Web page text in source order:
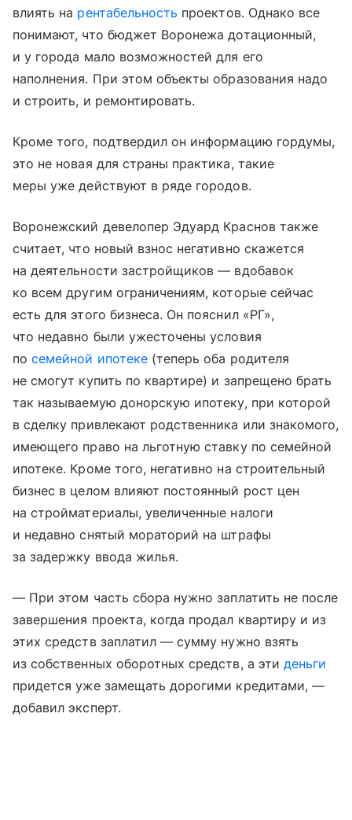
влиять на рентабельность проектов. Однако все
понимают, что бюджет Воронежа дотационный,
и у города мало возможностей для его
наполнения. При этом объекты образования надо
и строить, и ремонтировать.
Кроме того, подтвердил он информацию гордумы,
это не новая для страны практика, такие
меры уже действуют в ряде городов.
Воронежский девелопер Эдуард Краснов также
считает, что новый взнос негативно скажется
на деятельности застройщиков — вдобавок
ко всем другим ограничениям, которые сейчас
есть для этого бизнеса. Он пояснил «РГ»,
что недавно были ужесточены условия
посемейной ипотеке(теперь оба родителя
не смогут купить по квартире) и запрещено брать
так называемую донорскую ипотеку, при которой
в сделку привлекают родственника или знакомого,
имеющего право на льготную ставку по семейной
ипотеке. Кроме того, негативно на строительный
бизнес в целом влияют постоянный рост цен
на стройматериалы, увеличенные налоги
и недавно снятый мораторий на штрафы
за задержку ввода жилья.
— При этом часть сбора нужно заплатить не после
завершения проекта, когда продал квартиру и из
этих средств заплатил — сумму нужно взять
из собственных оборотных средств, а эти деньги
придется уже замещать дорогими кредитами, —
добавил эксперт.